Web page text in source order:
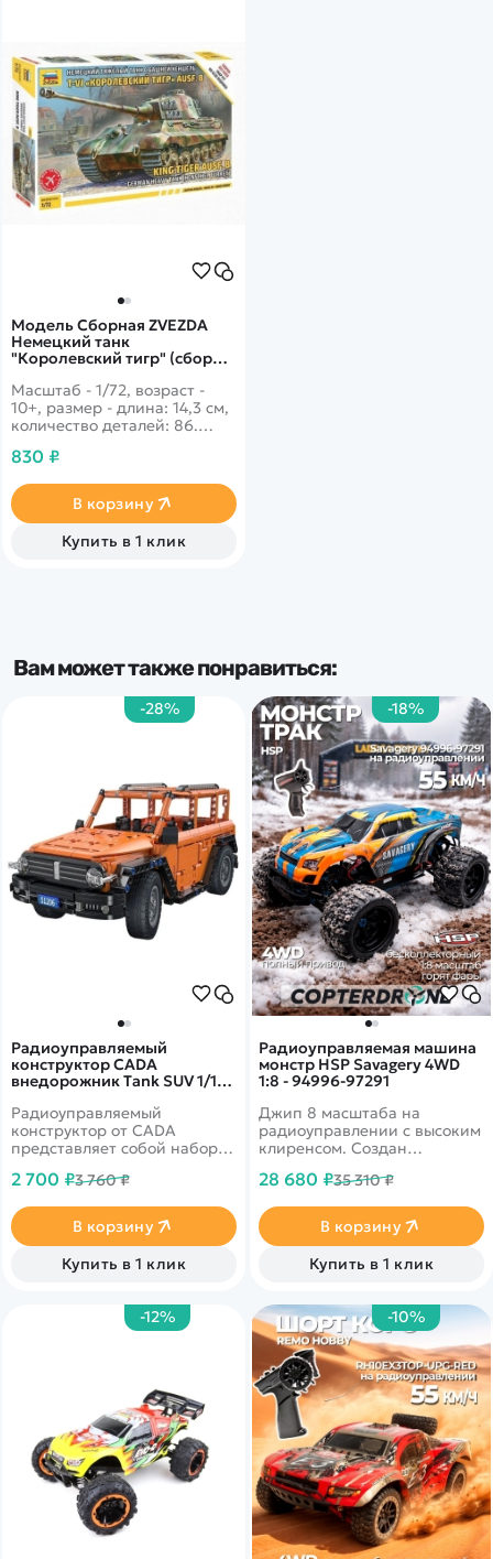
Модель Сборная ZVEZDA
Немецкий танк
"Королевский тигр" (сборка
Масштаб - 1/72, возраст -
10+, размер - длина: 14,3 см,
количество деталей: 86.
не просто так назвали
способен уничтожать танки
врага на растоянии более
трёх километров!
830 ₽
В корзину
Купить в 1 клик
Вам может также понравиться:
-18%
Радиоуправляемая машина
монстр HSP Savagery 4WD
1:8 - 94996-97291
Джип 8 масштаба на
радиоуправлении с высоким
клиренсом. Создан
Машина обладает полным
установлен
бесколлекторный с полной
влагозащитой. Разгоняется
до 65 км в час.
28 680 ₽35 310 ₽
В корзину
Купить в 1 клик
-28%
Радиоуправляемый
конструктор CADA
внедорожник Tank SUV 1/12
Радиоуправляемый
конструктор от CADA
представляет собой набор
внедорожника Tank SUV из
Модель создана со всем
вниманием к деталям и
полностью повторяет
внешний вид реального
2 700 ₽3 760 ₽
В корзину
Купить в 1 клик
-12% -10%